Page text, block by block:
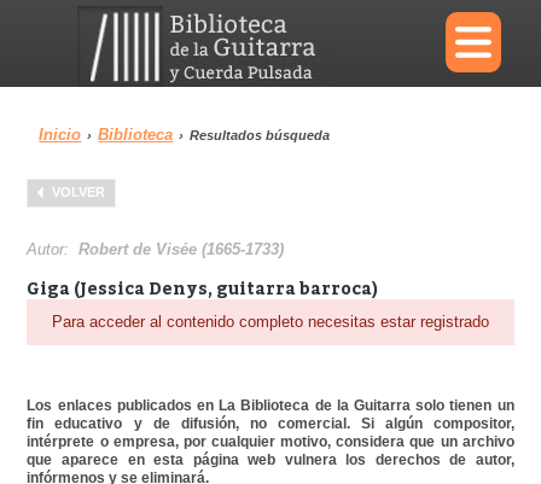
×
Menu
Biblioteca
Inicio › Biblioteca › Resultados búsqueda
VOLVER
Autor:Robert de Visée (1665-1733)
Giga (Jessica Denys, guitarra barroca)
Para acceder al contenido completo necesitas estar registrado
Los enlaces publicados en La Biblioteca de la Guitarra solo tienen un
fin educativo y de difusión, no comercial. Si algún compositor,
intérprete o empresa, por cualquier motivo, considera que un archivo
que aparece en esta página web vulnera los derechos de autor,
infórmenos y se eliminará.